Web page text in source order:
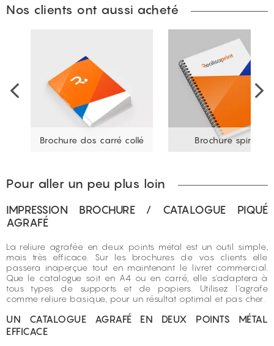
Nos clients ont aussi acheté
Brochure dos carré collé Brochure spirale
Pour aller un peu plus loin
IMPRESSION BROCHURE / CATALOGUE PIQUÉ
AGRAFÉ
La reliure agrafée en deux points métal est un outil simple,
mais très efficace. Sur les brochures de vos clients elle
passera inaperçue tout en maintenant le livret commercial.
Que le catalogue soit en A4 ou en carré, elle s'adaptera à
tous types de supports et de papiers. Utilisez l'agrafe
comme reliure basique, pour un résultat optimal et pas cher.
UN CATALOGUE AGRAFÉ EN DEUX POINTS MÉTAL
EFFICACE